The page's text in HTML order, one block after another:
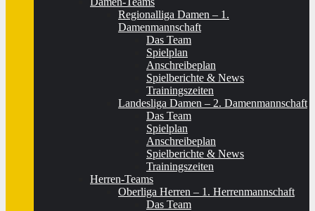
Regionalliga Damen – 1.
Damenmannschaft
Das Team
Spielplan
Anschreibeplan
Spielberichte & News
Trainingszeiten
Landesliga Damen – 2. Damenmannschaft
Das Team
Spielplan
Anschreibeplan
Spielberichte & News
Trainingszeiten
Herren-Teams
Oberliga Herren – 1. Herrenmannschaft
Das Team